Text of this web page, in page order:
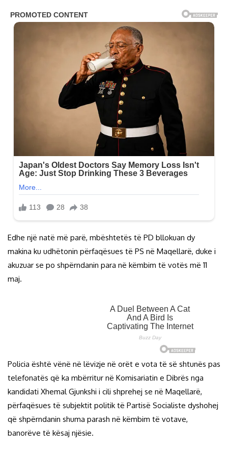
Edhe një natë më parë, mbështetës të PD bllokuan dy
makina ku udhëtonin përfaqësues të PS në Maqellarë, duke i
akuzuar se po shpërndanin para në këmbim të votës më 11
maj.
Policia është vënë në lëvizje në orët e vota të së shtunës pas
telefonatës që ka mbërritur në Komisariatin e Dibrës nga
kandidati Xhemal Gjunkshi i cili shprehej se në Maqellarë,
përfaqësues të subjektit politik të Partisë Socialiste dyshohej
që shpërndanin shuma parash në këmbim të votave,
banorëve të kësaj njësie.